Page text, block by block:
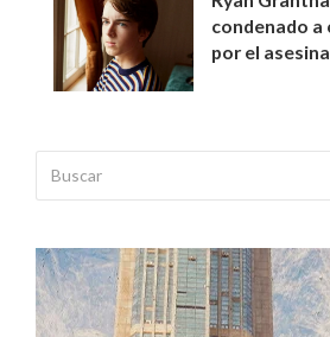
condenado a
por el